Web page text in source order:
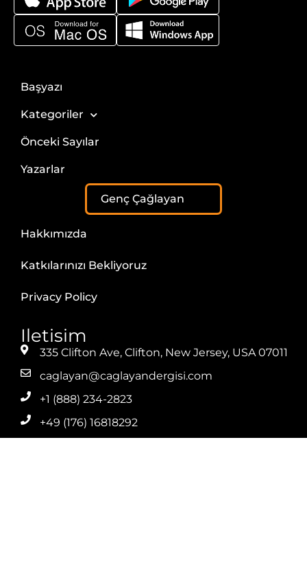
Başyazı
Kategoriler
Önceki Sayılar
Yazarlar
Genç Çağlayan
Hakkımızda
Katkılarınızı Bekliyoruz
Privacy Policy
Iletisim
335 Clifton Ave, Clifton, New Jersey, USA 07011
caglayan@caglayandergisi.com
+1 (888) 234-2823
+49 (176) 16818292